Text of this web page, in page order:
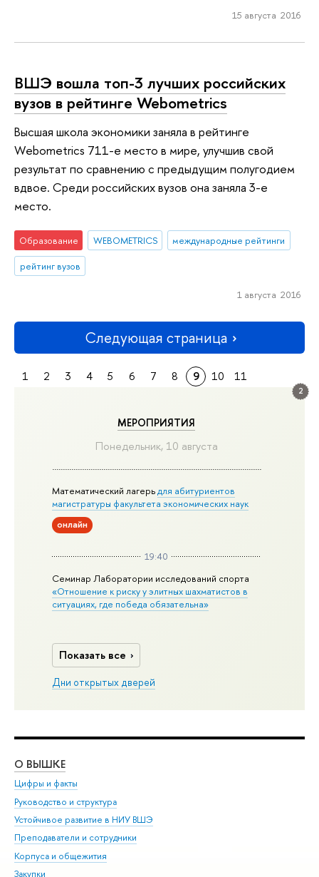
2
МЕРОПРИЯТИЯ
Понедельник, 10 августа
Математический лагерь для абитуриентов
магистратуры факультета экономических наук
онлайн
19:40
Семинар Лаборатории исследований спорта
«Отношение к риску у элитных шахматистов в
ситуациях, где победа обязательна»
Показать все
Дни открытых дверей
15 августа 2016
ВШЭ вошла топ-3 лучших российских
вузов в рейтинге Webometrics
Высшая школа экономики заняла в рейтинге
Webometrics 711-е место в мире, улучшив свой
результат по сравнению с предыдущим полугодием
вдвое. Среди российских вузов она заняла 3-е
место.
Образование WEBOMETRICS
международные рейтинги
рейтинг вузов
1 августа 2016
Следующая страница
1 2 3 4 5 6 7 8 9 10 11
О ВЫШКЕ
Цифры и факты
Руководство и структура
Устойчивое развитие в НИУ ВШЭ
Преподаватели и сотрудники
Корпуса и общежития
Закупки